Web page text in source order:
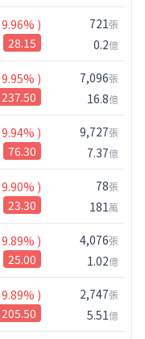
)
28.15
721張
0.2億
)
237.50
7,096張
16.8億
)
76.30
9,727張
7.37億
)
23.30
78張
181萬
)
25.00
4,076張
1.02億
)
205.50
2,747張
5.51億